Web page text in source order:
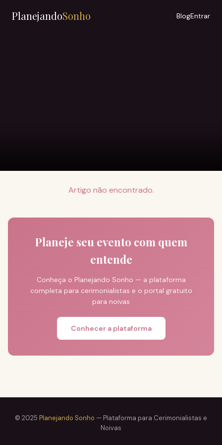
PlanejandoSonho BlogEntrar
Artigo não encontrado.
Planeje seu evento com quem
entende
Conheça o Planejando Sonho — a plataforma
completa para cerimonialistas e o portal gratuito
para noivas
Conhecer a plataforma
© 2025 Planejando Sonho — Plataforma para Cerimonialistas e
Noivas